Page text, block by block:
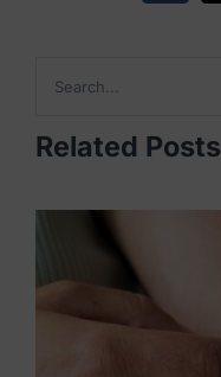
for:
Related Posts